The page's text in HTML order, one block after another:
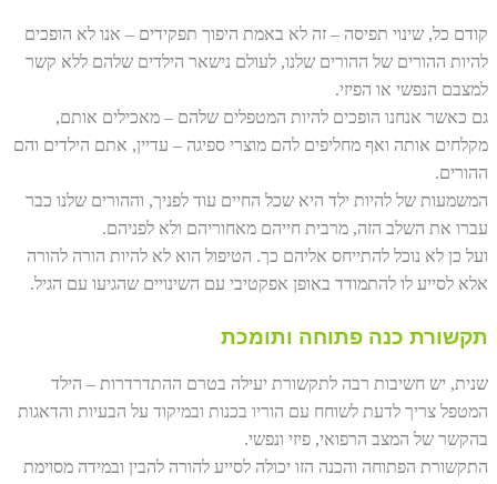
קודם כל, שינוי תפיסה – זה לא באמת היפוך תפקידים – אנו לא הופכים
להיות ההורים של ההורים שלנו, לעולם נישאר הילדים שלהם ללא קשר
למצבם הנפשי או הפיזי.
גם כאשר אנחנו הופכים להיות המטפלים שלהם – מאכילים אותם,
מקלחים אותה ואף מחליפים להם מוצרי ספיגה – עדיין, אתם הילדים והם
ההורים.
המשמעות של להיות ילד היא שכל החיים עוד לפניך, וההורים שלנו כבר
עברו את השלב הזה, מרבית חייהם מאחוריהם ולא לפניהם.
ועל כן לא נוכל להתייחס אליהם כך. הטיפול הוא לא להיות הורה להורה
אלא לסייע לו להתמודד באופן אפקטיבי עם השינויים שהגיעו עם הגיל.
תקשורת כנה פתוחה ותומכת
שנית, יש חשיבות רבה לתקשורת יעילה בטרם ההתדרדרות – הילד
המטפל צריך לדעת לשוחח עם הוריו בכנות ובמיקוד על הבעיות והדאגות
בהקשר של המצב הרפואי, פיזי ונפשי.
התקשורת הפתוחה והכנה הזו יכולה לסייע להורה להבין ובמידה מסוימת